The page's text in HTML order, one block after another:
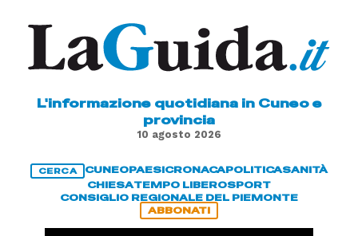
L'informazione quotidiana in Cuneo e
provincia
10 agosto 2026
CERCA CUNEOPAESICRONACAPOLITICASANITÀ
CHIESATEMPO LIBEROSPORT
CONSIGLIO REGIONALE DEL PIEMONTE
ABBONATI